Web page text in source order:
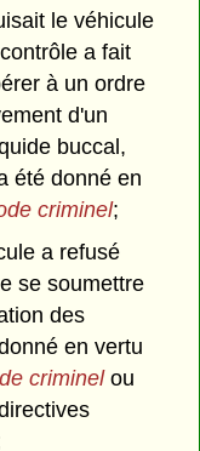
le véhicule
a fait
à un ordre
d'un
buccal,
été donné en
criminel;
a refusé
se soumettre
des
en vertu
criminelou